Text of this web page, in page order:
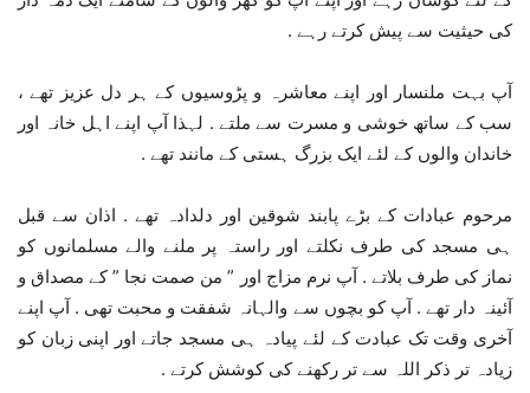
کی حیثیت سے پیش کرتے رہے .
آپ بہت ملنسار اور اپنے معاشرہ و پڑوسیوں کے ہر دل عزیز تھے ،
سب کے ساتھ خوشی و مسرت سے ملتے . لہذا آپ اپنے اہل خانہ اور
خاندان والوں کے لئے ایک بزرگ ہستی کے مانند تھے .
مرحوم عبادات کے بڑے پابند شوقین اور دلدادہ تھے . اذان سے قبل
ہی مسجد کی طرف نکلتے اور راستہ پر ملنے والے مسلمانوں کو
نماز کی طرف بلاتے . آپ نرم مزاج اور ” من صمت نجا ” کے مصداق و
آئینہ دار تھے . آپ کو بچوں سے والہانہ شفقت و محبت تھی . آپ اپنے
آخری وقت تک عبادت کے لئے پیادہ ہی مسجد جاتے اور اپنی زبان کو
زیادہ تر ذکر اللہ سے تر رکھنے کی کوشش کرتے .